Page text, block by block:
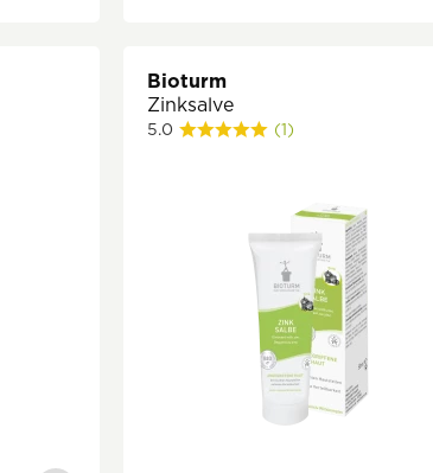
Bioturm
Zinksalve
5.0 (1)